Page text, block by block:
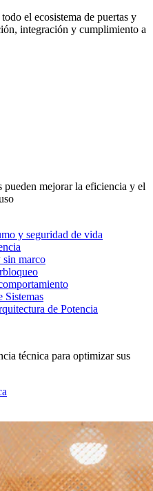
el ecosistema de puertas y
integración y cumplimiento a
pueden mejorar la eficiencia y el
y seguridad de vida
sin marco
Sistemas
de Potencia
técnica para optimizar sus